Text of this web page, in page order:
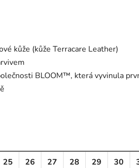
kůže (kůže Terracare Leather)
BLOOM™, která vyvinula
25 26 27 28 29 30